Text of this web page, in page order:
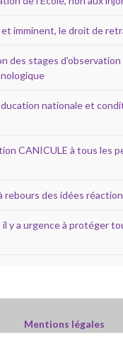
et imminent, le droit de
des stages
nationale et
CANICULE à tous les
rebours des idées
y a urgence à protéger
Mentions légales